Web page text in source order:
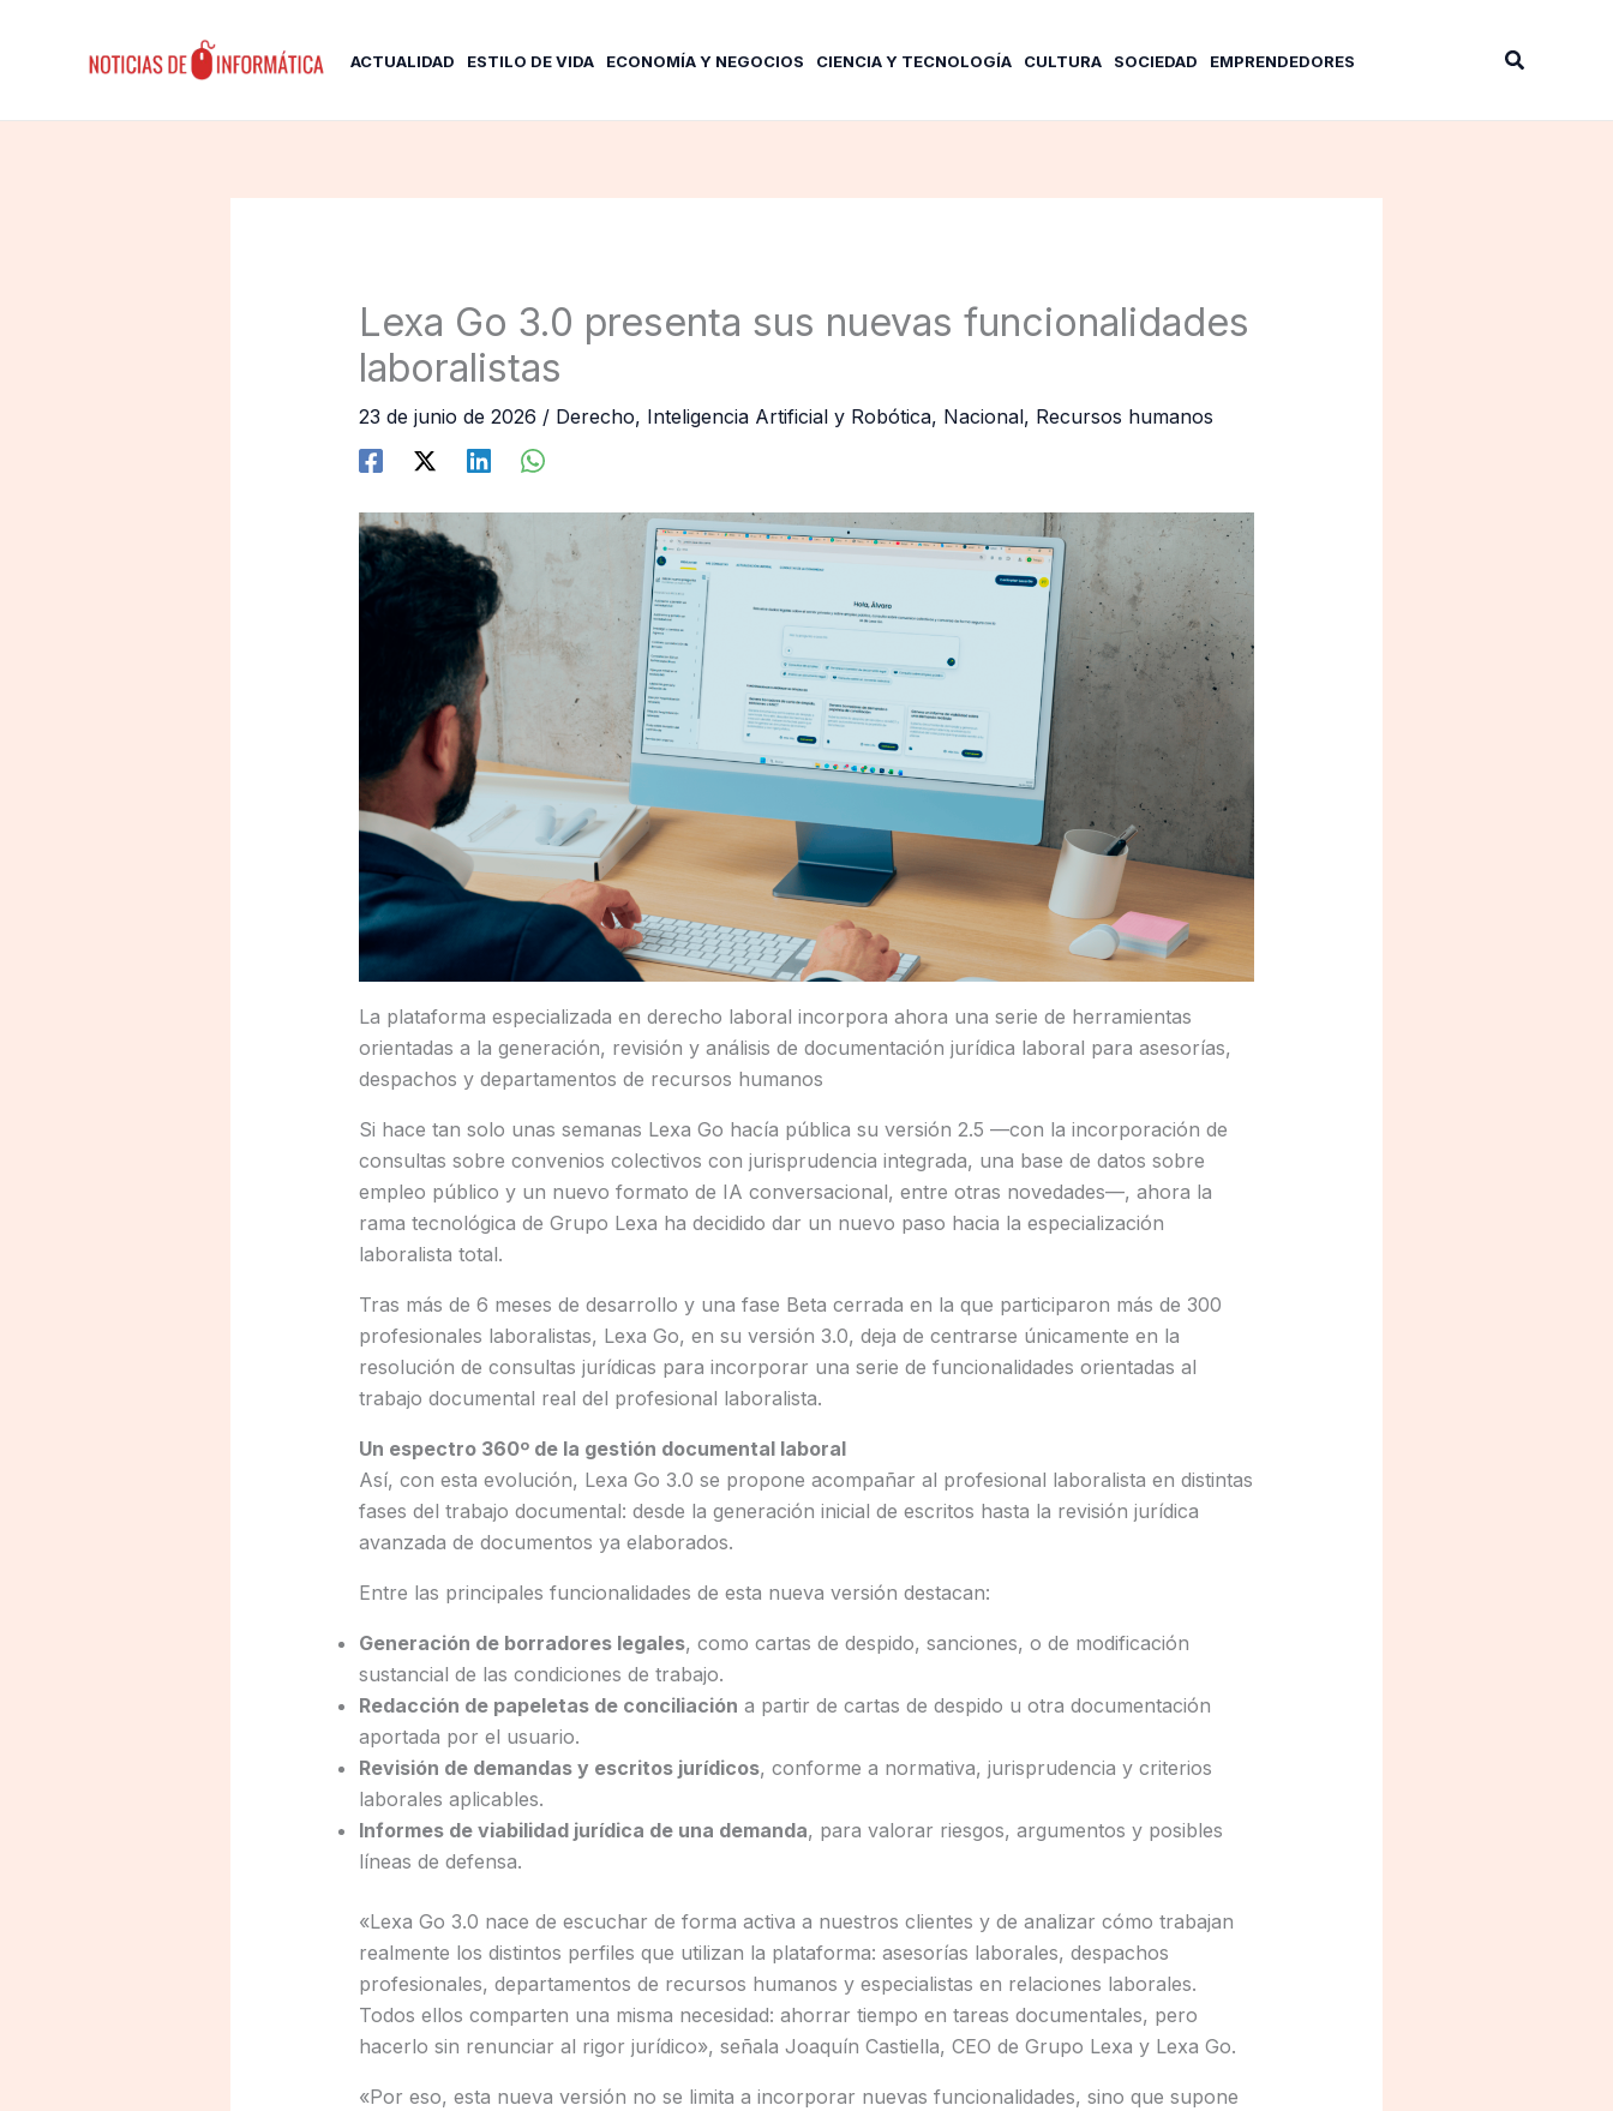
ACTUALIDAD ESTILO DE VIDA ECONOMÍA Y NEGOCIOS CIENCIA Y TECNOLOGÍA CULTURA SOCIEDAD EMPRENDEDORES Buscar
Lexa Go 3.0 presenta sus nuevas funcionalidades
laboralistas
23 de junio de 2026 / Derecho, Inteligencia Artificial y Robótica, Nacional, Recursos humanos
La plataforma especializada en derecho laboral incorpora ahora una serie de herramientas
orientadas a la generación, revisión y análisis de documentación jurídica laboral para asesorías,
despachos y departamentos de recursos humanos
Si hace tan solo unas semanas Lexa Go hacía pública su versión 2.5 —con la incorporación de
consultas sobre convenios colectivos con jurisprudencia integrada, una base de datos sobre
empleo público y un nuevo formato de IA conversacional, entre otras novedades—, ahora la
rama tecnológica de Grupo Lexa ha decidido dar un nuevo paso hacia la especialización
laboralista total.
Tras más de 6 meses de desarrollo y una fase Beta cerrada en la que participaron más de 300
profesionales laboralistas, Lexa Go, en su versión 3.0, deja de centrarse únicamente en la
resolución de consultas jurídicas para incorporar una serie de funcionalidades orientadas al
trabajo documental real del profesional laboralista.
Un espectro 360º de la gestión documental laboral
Así, con esta evolución, Lexa Go 3.0 se propone acompañar al profesional laboralista en distintas
fases del trabajo documental: desde la generación inicial de escritos hasta la revisión jurídica
avanzada de documentos ya elaborados.
Entre las principales funcionalidades de esta nueva versión destacan:
Generación de borradores legales, como cartas de despido, sanciones, o de modificación
sustancial de las condiciones de trabajo.
Redacción de papeletas de conciliación a partir de cartas de despido u otra documentación
aportada por el usuario.
Revisión de demandas y escritos jurídicos, conforme a normativa, jurisprudencia y criterios
laborales aplicables.
Informes de viabilidad jurídica de una demanda, para valorar riesgos, argumentos y posibles
líneas de defensa.
«Lexa Go 3.0 nace de escuchar de forma activa a nuestros clientes y de analizar cómo trabajan
realmente los distintos perfiles que utilizan la plataforma: asesorías laborales, despachos
profesionales, departamentos de recursos humanos y especialistas en relaciones laborales.
Todos ellos comparten una misma necesidad: ahorrar tiempo en tareas documentales, pero
hacerlo sin renunciar al rigor jurídico», señala Joaquín Castiella, CEO de Grupo Lexa y Lexa Go.
«Por eso, esta nueva versión no se limita a incorporar nuevas funcionalidades, sino que supone